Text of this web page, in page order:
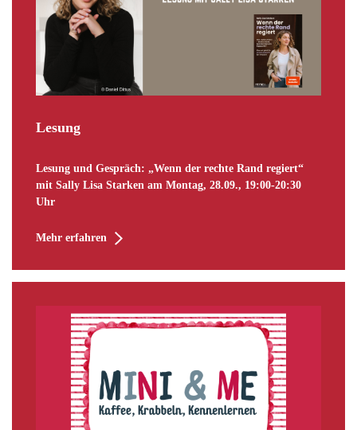
Lesung
Lesung und Gespräch: „Wenn der rechte Rand regiert“
mit Sally Lisa Starken am Montag, 28.09., 19:00-20:30
Uhr
Mehr erfahren